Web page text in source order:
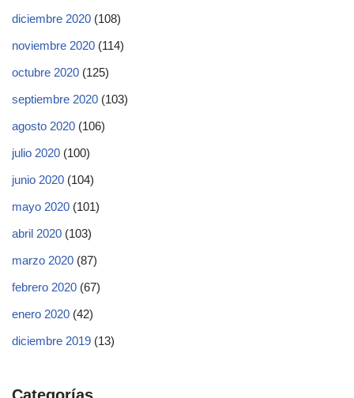
diciembre 2020 (108)
noviembre 2020 (114)
octubre 2020 (125)
septiembre 2020 (103)
agosto 2020 (106)
julio 2020 (100)
junio 2020 (104)
mayo 2020 (101)
abril 2020 (103)
marzo 2020 (87)
febrero 2020 (67)
enero 2020 (42)
diciembre 2019 (13)